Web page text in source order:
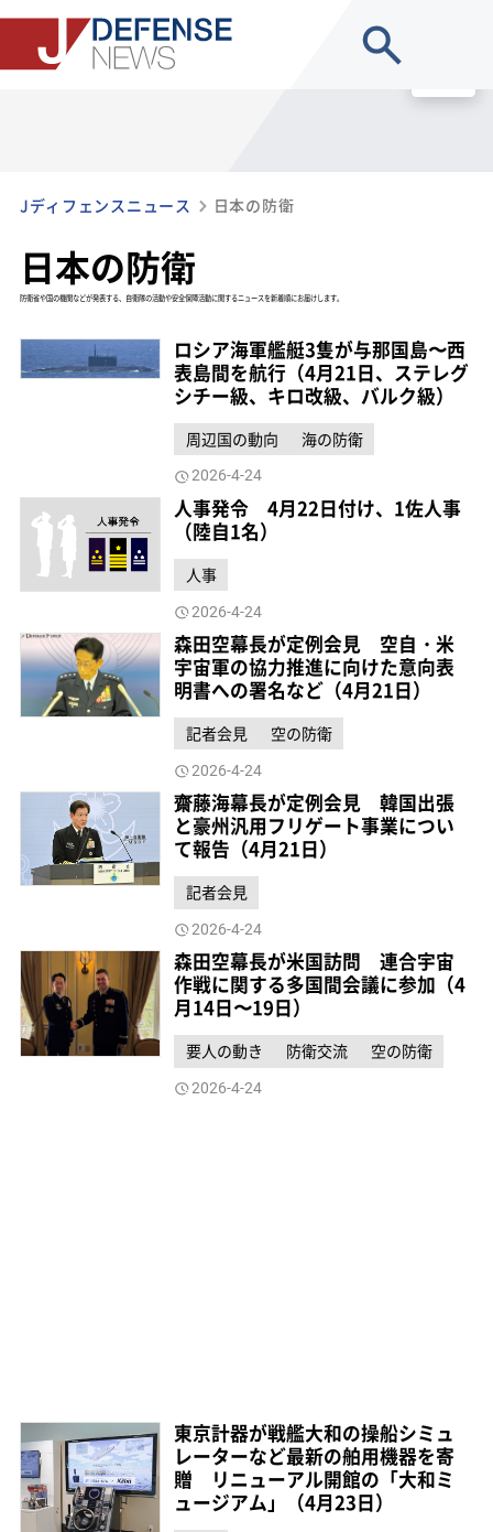
Jディフェンスニュース 日本の防衛
日本の防衛
防衛省や国の機関などが発表する、自衛隊の活動や安全保障活動に関するニュースを新着順にお届けします。
ロシア海軍艦艇3隻が与那国島〜西
表島間を航行（4月21日、ステレグ
シチー級、キロ改級、バルク級）
周辺国の動向 海の防衛
2026-4-24
人事発令 4月22日付け、1佐人事
（陸自1名）
人事
2026-4-24
森田空幕長が定例会見 空自・米
宇宙軍の協力推進に向けた意向表
明書への署名など（4月21日）
記者会見 空の防衛
2026-4-24
齋藤海幕長が定例会見 韓国出張
と豪州汎用フリゲート事業につい
て報告（4月21日）
記者会見
2026-4-24
森田空幕長が米国訪問 連合宇宙
作戦に関する多国間会議に参加（4
月14日〜19日）
要人の動き 防衛交流 空の防衛
2026-4-24
東京計器が戦艦大和の操船シミュ
レーターなど最新の舶用機器を寄
贈 リニューアル開館の「大和ミ
ュージアム」（4月23日）